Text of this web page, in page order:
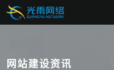
网站建设资讯